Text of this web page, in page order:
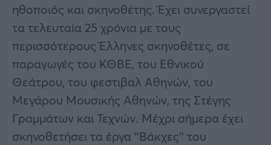
ηθοποιός και σκηνοθέτης. Έχει συνεργαστεί
τα τελευταία 25 χρόνια με τους
περισσότερους Έλληνες σκηνοθέτες, σε
παραγωγές του ΚΘΒΕ, του Εθνικού
Θεάτρου, του φεστιβαλ Αθηνών, του
Μεγάρου Μουσικής Αθηνών, της Στέγης
Γραμμάτων και Τεχνών. Μέχρι σήμερα έχει
σκηνοθετήσει τα έργα ‘’Βάκχες’’ του